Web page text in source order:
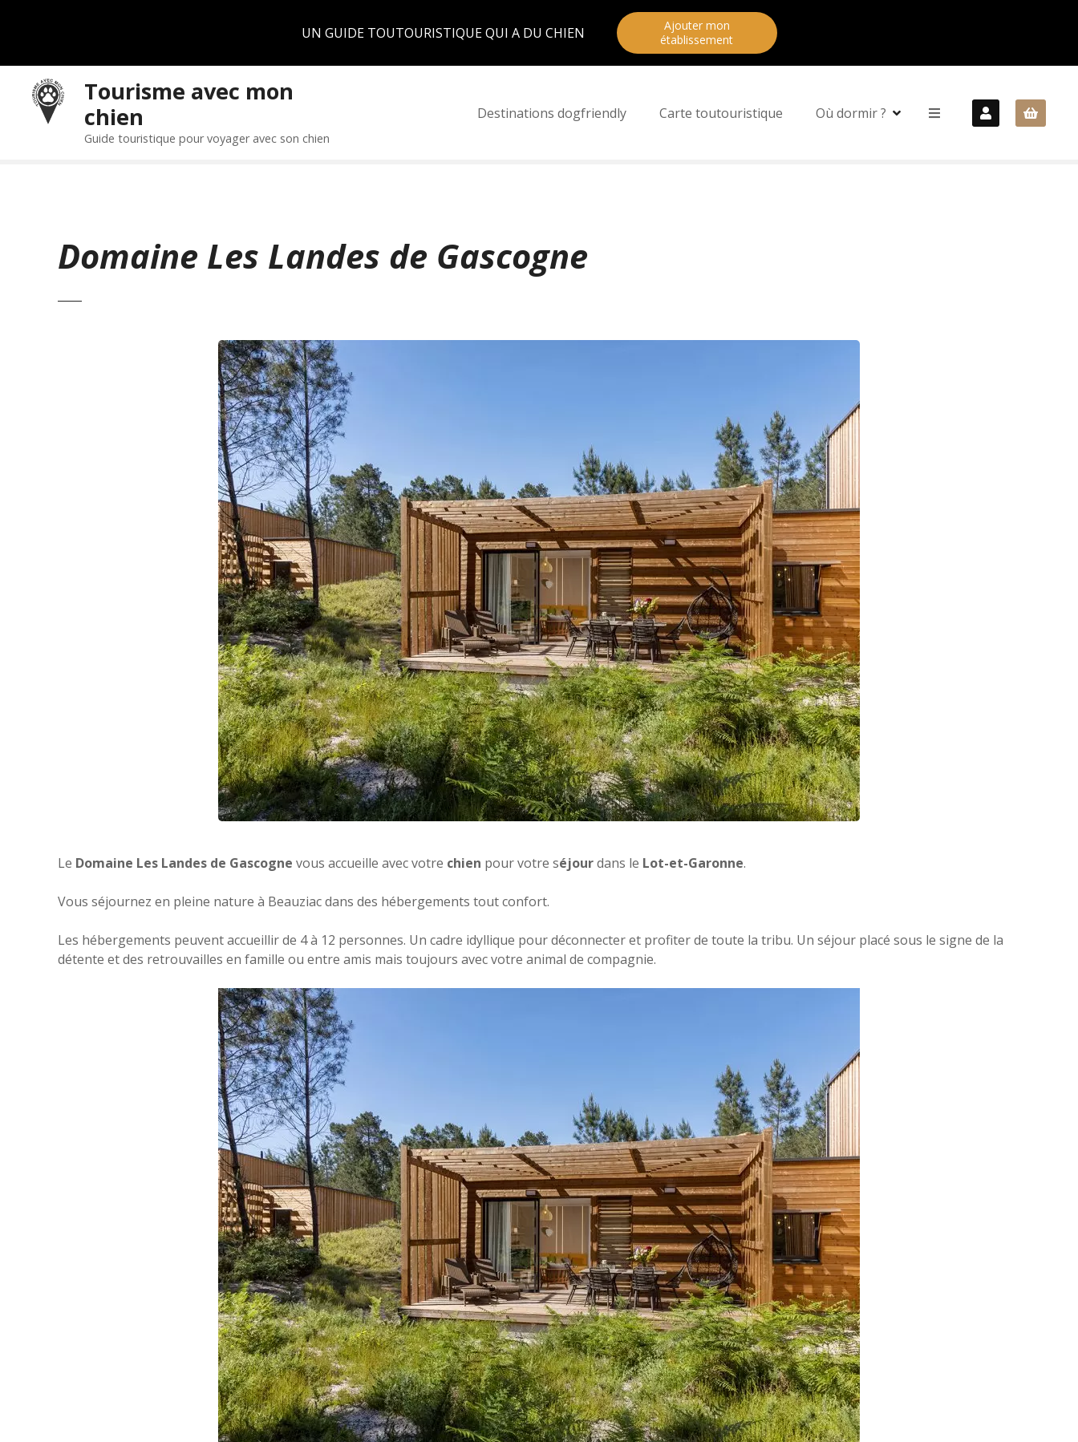
UN GUIDE TOUTOURISTIQUE QUI A DU CHIEN
Ajouter mon
établissement
Tourisme avec mon
chien
Guide touristique pour voyager avec son chien
Destinations dogfriendly Carte toutouristique Où dormir ?
Domaine Les Landes de Gascogne
Le Domaine Les Landes de Gascogne vous accueille avec votre chien pour votre séjourdans le Lot-et-Garonne.
Vous séjournez en pleine nature à Beauziac dans des hébergements tout confort.
Les hébergements peuvent accueillir de 4 à 12 personnes. Un cadre idyllique pour déconnecter et profiter de toute la tribu. Un séjour placé sous le signe de la
détente et des retrouvailles en famille ou entre amis mais toujours avec votre animal de compagnie.